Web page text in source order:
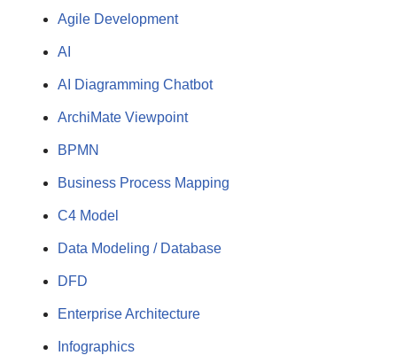
Agile Development
AI
AI Diagramming Chatbot
ArchiMate Viewpoint
BPMN
Business Process Mapping
C4 Model
Data Modeling / Database
DFD
Enterprise Architecture
Infographics